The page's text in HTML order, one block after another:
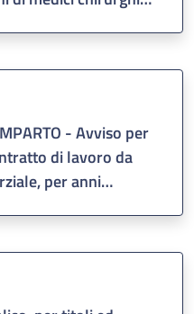
la prestazione di
i servizi/unità
- Avviso per
di lavoro da
per anni